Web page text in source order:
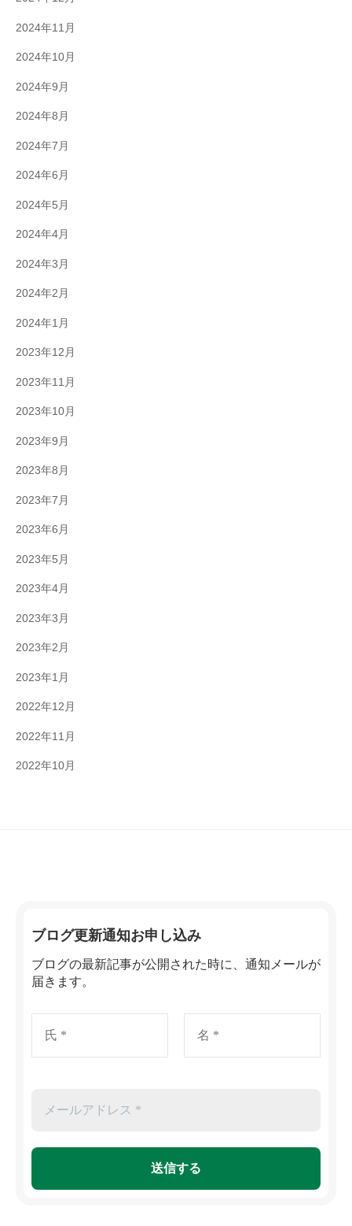
2024年11月
2024年10月
2024年9月
2024年8月
2024年7月
2024年6月
2024年5月
2024年4月
2024年3月
2024年2月
2024年1月
2023年12月
2023年11月
2023年10月
2023年9月
2023年8月
2023年7月
2023年6月
2023年5月
2023年4月
2023年3月
2023年2月
2023年1月
2022年12月
2022年11月
2022年10月
ブログ更新通知お申し込み
ブログの最新記事が公開された時に、通知メールが
届きます。